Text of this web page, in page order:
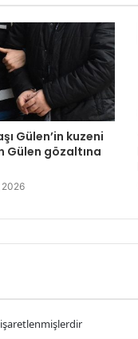
Gülen’in kuzeni
Gülen gözaltına
2026